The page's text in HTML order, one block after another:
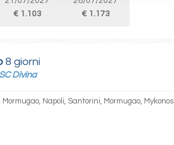
€ 1.103
€ 1.173
8 giorni
Divina
Napoli, Santorini, Mormugao, Mykonos